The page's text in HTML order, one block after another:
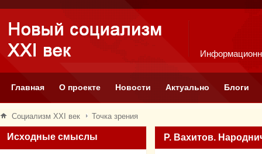
Главная О проекте Новости Актуально Блоги
Социализм XXI век Точка зрения
Исходные смыслы Р. Вахитов.